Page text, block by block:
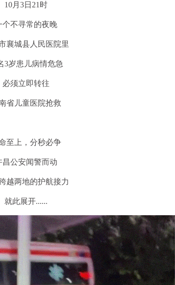
10月3日21时
个不寻常的夜晚
襄城县人民医院里
3岁患儿病情危急
必须立即转往
省儿童医院抢救
至上，分秒必争
昌公安闻警而动
越两地的护航接力
就此展开......